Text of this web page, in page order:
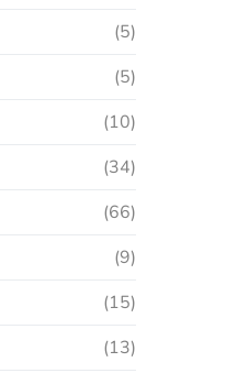
(5)
(5)
(10)
(34)
(66)
(9)
(15)
(13)